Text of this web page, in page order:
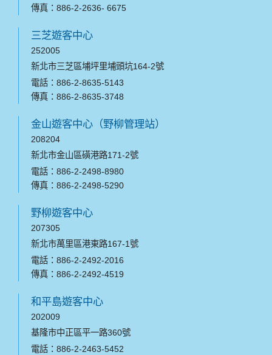
傳真：886-2-2636- 6675
三芝遊客中心
252005
新北市三芝區埔坪里埔頭坑164-2號
電話：886-2-8635-5143
傳真：886-2-8635-3748
金山遊客中心（野柳管理站）
208204
新北市金山區磺港路171-2號
電話：886-2-2498-8980
傳真：886-2-2498-5290
野柳遊客中心
207305
新北市萬里區港東路167-1號
電話：886-2-2492-2016
傳真：886-2-2492-4519
和平島遊客中心
202009
基隆市中正區平一路360號
電話：886-2-2463-5452